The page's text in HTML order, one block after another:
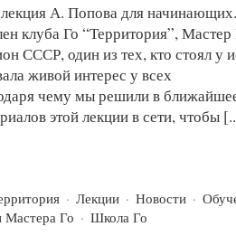
А. Попова для начинающих.
клуба Го “Территория”, Мастер
СССР, один из тех, кто стоял у
живой интерес у всех
чему мы решили в
этой лекции в сети, чтобы
· Лекции · Новости ·
Мастера Го · Школа Го